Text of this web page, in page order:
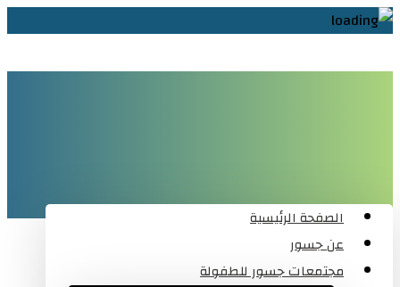
الصفحة الرئيسية
عن جسور
مجتمعات جسور للطفولة